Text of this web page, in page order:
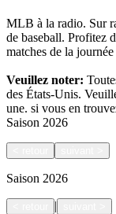
MLB à la radio. Sur
de baseball. Profitez
matches de la
Veuillez noter:
des États-Unis.
une. si vous en
Saison 2026
Saison 2026
|